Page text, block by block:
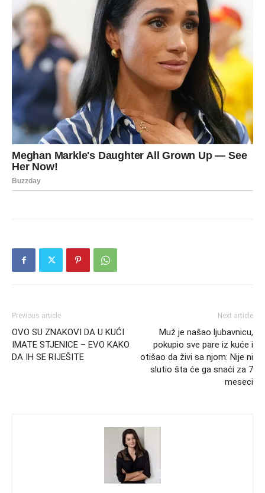
Previous article
OVO SU ZNAKOVI DA U KUĆI
IMATE STJENICE – EVO KAKO
DA IH SE RIJEŠITE
Next article
Muž je našao ljubavnicu,
pokupio sve pare iz kuće i
otišao da živi sa njom: Nije ni
slutio šta će ga snaći za 7
meseci